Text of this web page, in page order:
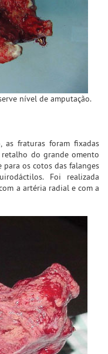
nível de amputação.
as fraturas foram fixadas
do grande omento
os cotos das falanges
Foi realizada
a artéria radial e com a